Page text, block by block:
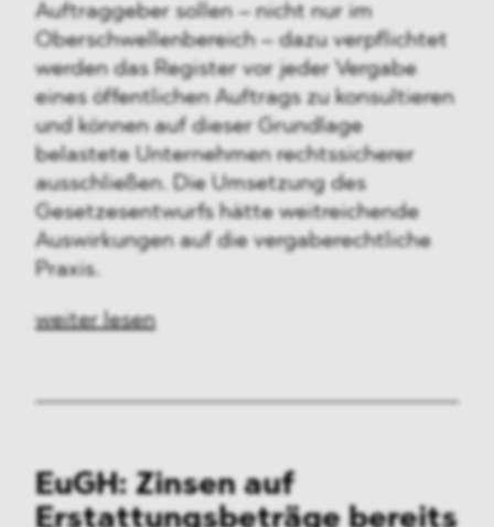
Auftraggeber sollen – nicht nur im
Oberschwellenbereich – dazu verpflichtet
werden das Register vor jeder Vergabe
eines öffentlichen Auftrags zu konsultieren
und können auf dieser Grundlage
belastete Unternehmen rechtssicherer
ausschließen. Die Umsetzung des
Gesetzesentwurfs hätte weitreichende
Auswirkungen auf die vergaberechtliche
Praxis.
weiter lesen
EuGH: Zinsen auf
Erstattungsbeträge bereits